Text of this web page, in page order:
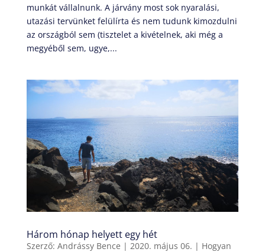
munkát vállalnunk. A járvány most sok nyaralási,
utazási tervünket felülírta és nem tudunk kimozdulni
az országból sem (tisztelet a kivételnek, aki még a
megyéből sem, ugye,...
Három hónap helyett egy hét
Szerző: Andrássy Bence | 2020. május 06. | Hogyan